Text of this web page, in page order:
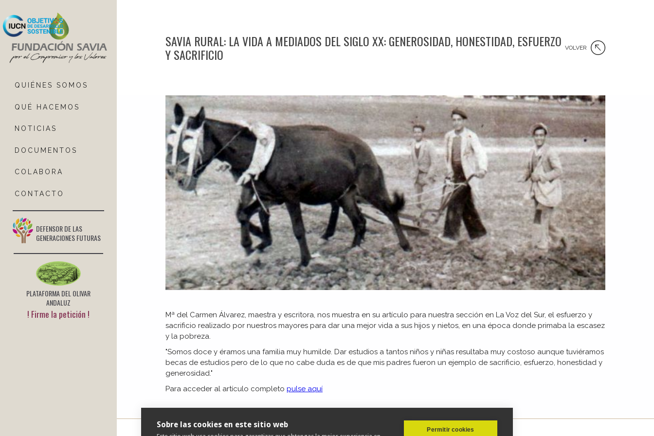
QUIÉNES SOMOS
QUÉ HACEMOS
NOTICIAS
DOCUMENTOS
COLABORA
CONTACTO
DEFENSOR DE LAS
GENERACIONES FUTURAS
PLATAFORMA DEL OLIVAR
ANDALUZ
! Firme la petición !
SAVIA RURAL: LA VIDA A MEDIADOS DEL SIGLO XX: GENEROSIDAD, HONESTIDAD, ESFUERZO
Y SACRIFICIO VOLVER
Mª del Carmen Álvarez, maestra y escritora, nos muestra en su artículo para nuestra sección en La Voz del Sur, el esfuerzo y
sacrificio realizado por nuestros mayores para dar una mejor vida a sus hijos y nietos, en una época donde primaba la escasez
y la pobreza.
"Somos doce y éramos una familia muy humilde. Dar estudios a tantos niños y niñas resultaba muy costoso aunque tuviéramos
becas de estudios pero de lo que no cabe duda es de que mis padres fueron un ejemplo de sacrificio, esfuerzo, honestidad y
generosidad."
Para acceder al artículo completo pulse aquí
Sobre las cookies en este sitio web
Permitir cookies